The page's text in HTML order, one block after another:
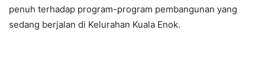
penuh terhadap program-program pembangunan yang
sedang berjalan di Kelurahan Kuala Enok.